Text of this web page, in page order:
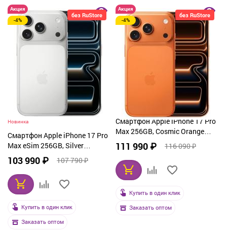
без RuStore
Акция
-4%
Новинка
Смартфон Apple iPhone 17 Pro
Max eSim 256GB, Silver
(серебристый)
103 990 ₽ 107 790 ₽
Купить в один клик
Заказать оптом
без RuStore
Акция
-4%
Смартфон Apple iPhone 17 Pro
Max 256GB, Cosmic Orange
(оранжевый)
111 990 ₽ 116 090 ₽
Купить в один клик
Заказать оптом